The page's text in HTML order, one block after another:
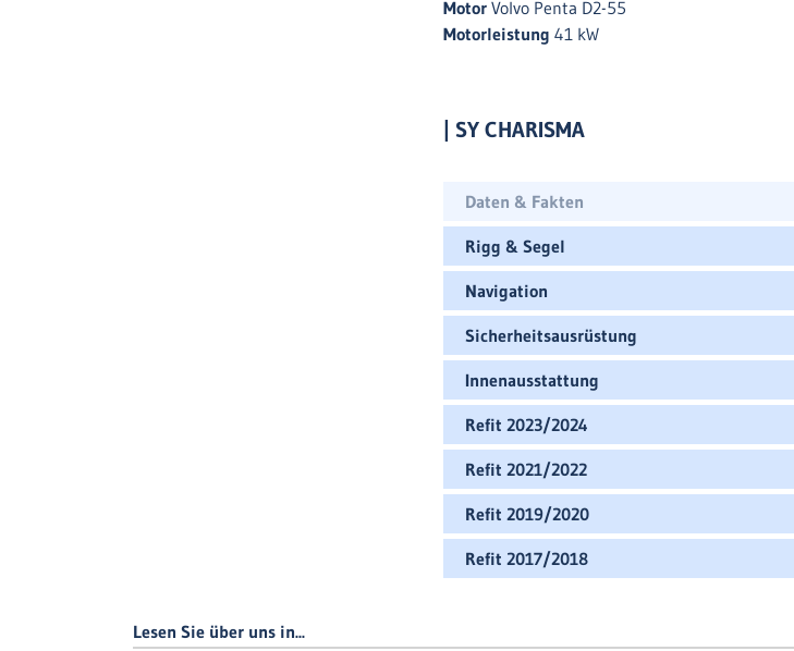
Motor Volvo Penta D2-55
Motorleistung 41 kW
| SY CHARISMA
Daten & Fakten
Rigg & Segel
Navigation
Sicherheitsausrüstung
Innenausstattung
Refit 2023/2024
Refit 2021/2022
Refit 2019/2020
Refit 2017/2018
Lesen Sie über uns in...